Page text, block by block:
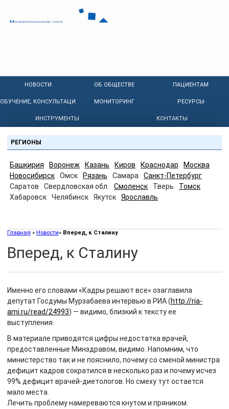
НОВОСТИ ОБ ОБЩЕСТВЕ ПАЦИЕНТАМ
ОБУЧЕНИЕ, КОНСУЛЬТАЦИИ МОНИТОРИНГ РЕСУРСЫ
ИНСТРУМЕНТЫ КОНТАКТЫ
РЕГИОНЫ
Башкирия Воронеж Казань Киров Краснодар
Москва
Новосибирск
Омск Рязань Самара
Санкт-Петербург
Саратов
Свердловская обл. Смоленск Тверь
Томск
Хабаровск
Челябинск Якутск Ярославль
Главная » Новости» Вперед, к Сталину
Вперед, к Сталину
Именно его словами «Кадры решают все» озаглавила
депутат Госдумы Мурзабаева интервью в РИА (http://ria-
ami.ru/read/24993) — видимо, близкий к тексту ее
выступления.
В материале приводятся цифры недостатка врачей,
предоставленные Минздравом, видимо. Напомним, что
министерство так и не пояснило, почему со сменой министра
дефицит кадров сократился в несколько раз и почему исчез
99% дефицит врачей-диетологов. Но смеху тут остается
мало места.
Лечить проблему намереваются кнутом и пряником.